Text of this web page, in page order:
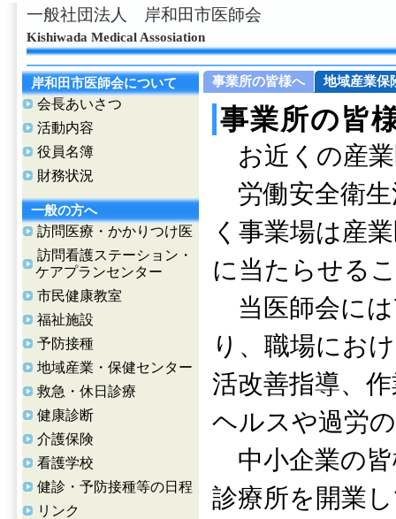
一般社団法人 岸和田市医師会
Kishiwada Medical Assosiation
岸和田市医師会について
会長あいさつ
活動内容
役員名簿
財務状況
一般の方へ
訪問医療・かかりつけ医
訪問看護ステーション・
ケアプランセンター
市民健康教室
福祉施設
予防接種
地域産業・保健センター
救急・休日診療
健康診断
介護保険
看護学校
健診・予防接種等の日程
リンク
事業所の皆様へ 地域産業保
事業所の皆
お近くの産
労働安全衛生
く事業場は産
に当たらせる
当医師会には
り、職場にお
活改善指導、
ヘルスや過労
中小企業の皆
診療所を開業